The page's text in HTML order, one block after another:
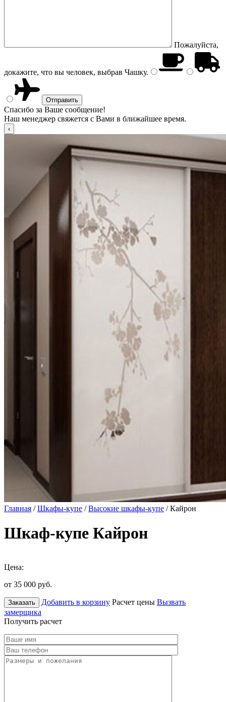
Пожалуйста,
докажите, что вы человек, выбрав Чашку.
Спасибо за Ваше сообщение!
Наш менеджер свяжется с Вами в ближайшее время.
Главная /Шкафы-купе /Высокие шкафы-купе / Кайрон
Шкаф-купе Кайрон
Цена:
от 35 000 руб.
Заказать Добавить в корзину Расчет цены Вызвать
замерщика
Получить расчет